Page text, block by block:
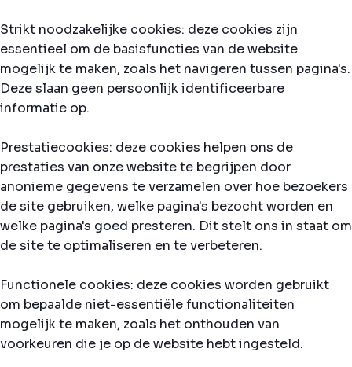
Strikt noodzakelijke cookies: deze cookies zijn
essentieel om de basisfuncties van de website
mogelijk te maken, zoals het navigeren tussen pagina's.
Deze slaan geen persoonlijk identificeerbare
informatie op.
Prestatiecookies: deze cookies helpen ons de
prestaties van onze website te begrijpen door
anonieme gegevens te verzamelen over hoe bezoekers
de site gebruiken, welke pagina's bezocht worden en
welke pagina's goed presteren. Dit stelt ons in staat om
de site te optimaliseren en te verbeteren.
Functionele cookies: deze cookies worden gebruikt
om bepaalde niet-essentiële functionaliteiten
mogelijk te maken, zoals het onthouden van
voorkeuren die je op de website hebt ingesteld.